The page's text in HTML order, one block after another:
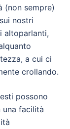
(non sempre)
nostri
altoparlanti,
a cui ci
crollando.
possono
facilità